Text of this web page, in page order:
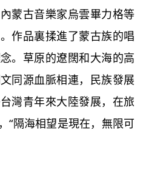
蒙古音樂家烏雲畢力格等
作品裏揉進了蒙古族的唱
。草原的遼闊和大海的高
同源血脈相連，民族發展
灣青年來大陸發展，在旅
“隔海相望是現在，無限可